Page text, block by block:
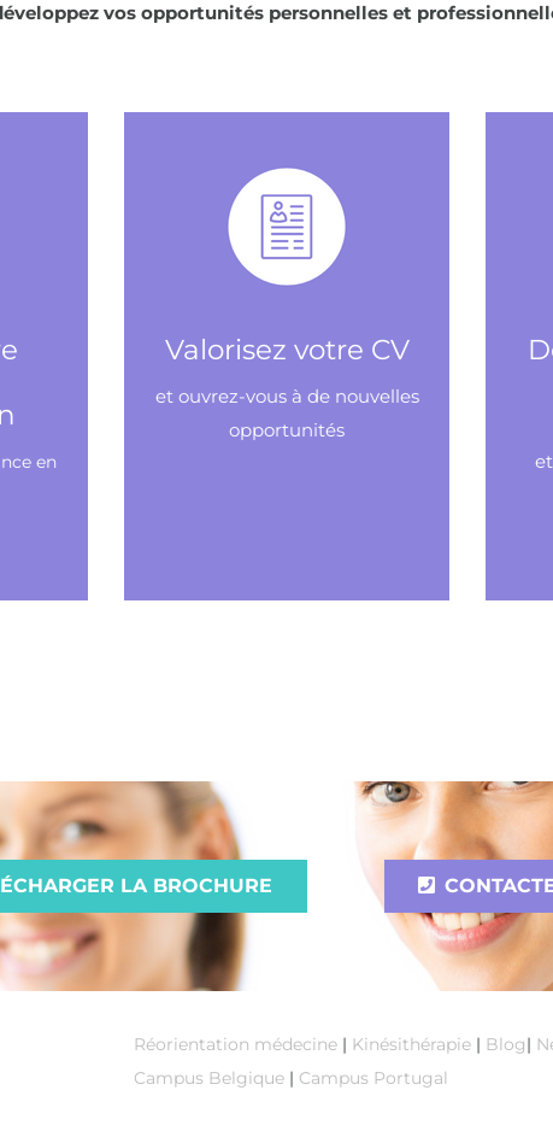
vos opportunités personnelles et
en
Valorisez votre CV
et ouvrez-vous à de nouvelles
opportunités
LA BROCHURE
Réorientation médecine| Kinésithérapie | Blog|
Campus Belgique| Campus Portugal